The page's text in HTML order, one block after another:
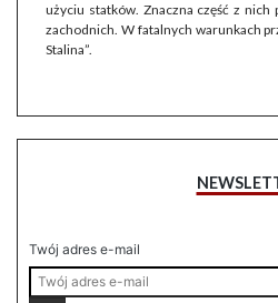
użyciu statków. Znaczna część z nich
zachodnich. W fatalnych warunkach
Stalina”.
Twój adres e-mail